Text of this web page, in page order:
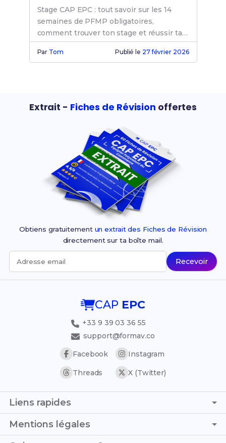
Stage CAP EPC : tout savoir sur les 14
semaines de PFMP obligatoires,
comment trouver ton stage et réussir ta
période en entreprise.
Par Tom Publié le 27 février 2026
Extrait - Fiches de Révision offertes
Obtiens gratuitement un extrait des Fiches de Révision
directement sur ta boîte mail.
Adresse email Recevoir
CAP EPC
+33 9 39 03 36 55
support@formav.co
Facebook
Instagram
Threads X (Twitter)
Liens rapides
Page d'accueil
Simulateur de notes
Mentions légales